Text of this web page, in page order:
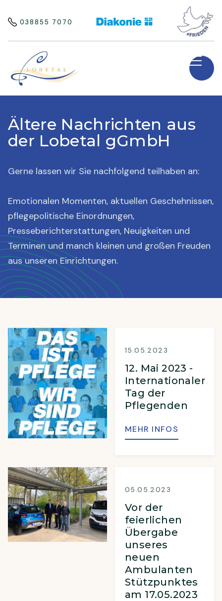
038855 7070
Ältere Nachrichten aus
der Lobetal gGmbH
Gerne lassen wir Sie nachfolgend teilhaben an:
Emotionalen Momenten, aktuellen Geschehnissen,
pflegepolitische Einordnungen,
Presseberichterstattungen, Neuigkeiten und
Terminen und manch kleinen und großen Freuden
aus unseren Einrichtungen.
15.05.2023
12. Mai 2023 -
Internationaler
Tag der
Pflegenden
MEHR INFOS
05.05.2023
Vor der
feierlichen
Übergabe
unseres
neuen
Ambulanten
Stützpunktes
am 17.05.2023